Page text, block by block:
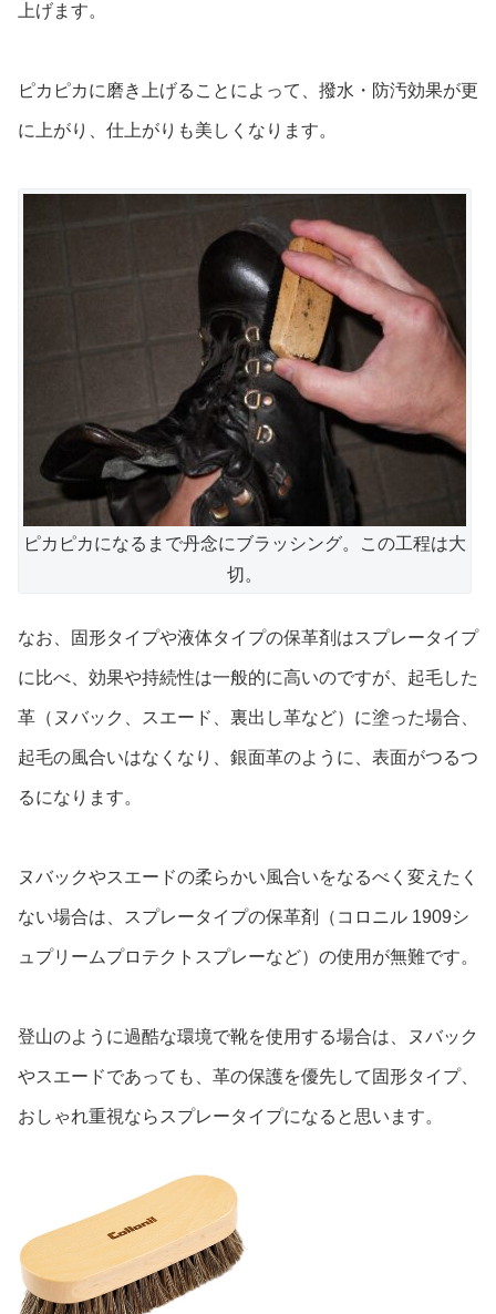
上げます。
ピカピカに磨き上げることによって、撥水・防汚効果が更
に上がり、仕上がりも美しくなります。
ピカピカになるまで丹念にブラッシング。この工程は大
切。
なお、固形タイプや液体タイプの保革剤 はスプレータイプ
に比べ、効果や持続性は一般的に高いのですが、起毛した
革（ヌバック、スエード、裏出し革など）に塗った場合、
起毛の風合いはなくなり、銀面革のように、表面がつるつ
るになります。
ヌバックやスエードの柔らかい風合いをなるべく変えたく
ない場合は、スプレータイプの保革剤（コロニル 1909シ
ュプリームプロテクトスプレーなど）の使用が無難です。
登山のように過酷な環境で靴を使用する場合は、ヌバック
やスエードであっても、革の保護を優先して固形タイプ、
おしゃれ重視ならスプレータイプになると思います。